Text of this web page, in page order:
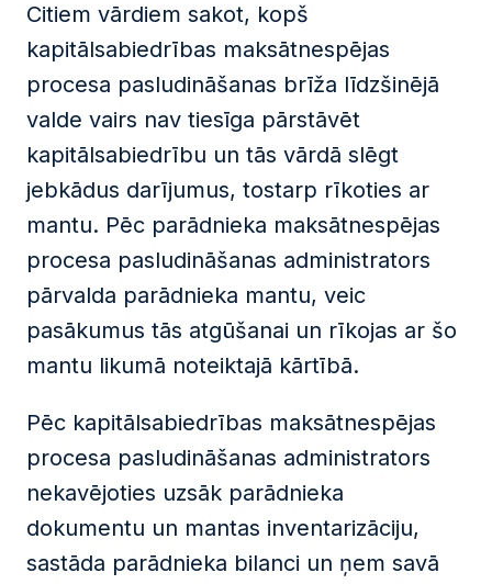
Citiem vārdiem sakot, kopš
kapitālsabiedrības maksātnespējas
procesa pasludināšanas brīža līdzšinējā
valde vairs nav tiesīga pārstāvēt
kapitālsabiedrību un tās vārdā slēgt
jebkādus darījumus, tostarp rīkoties ar
mantu. Pēc parādnieka maksātnespējas
procesa pasludināšanas administrators
pārvalda parādnieka mantu, veic
pasākumus tās atgūšanai un rīkojas ar šo
mantu likumā noteiktajā kārtībā.
Pēc kapitālsabiedrības maksātnespējas
procesa pasludināšanas administrators
nekavējoties uzsāk parādnieka
dokumentu un mantas inventarizāciju,
sastāda parādnieka bilanci un ņem savā